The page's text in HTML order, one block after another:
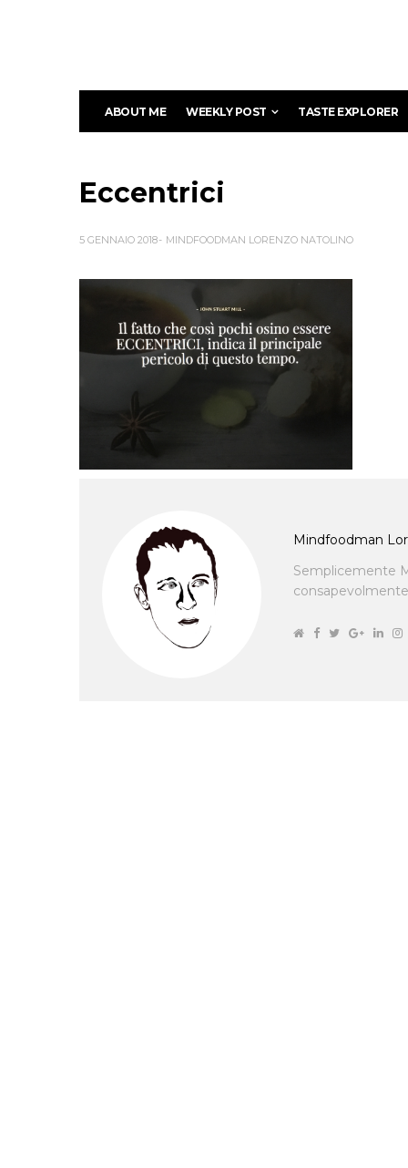
ABOUT ME WEEKLY POST TASTE EXPLORER
Eccentrici
5 GENNAIO 2018 MINDFOODMAN LORENZO NATOLINO
Mindfoodman
Semplicemente